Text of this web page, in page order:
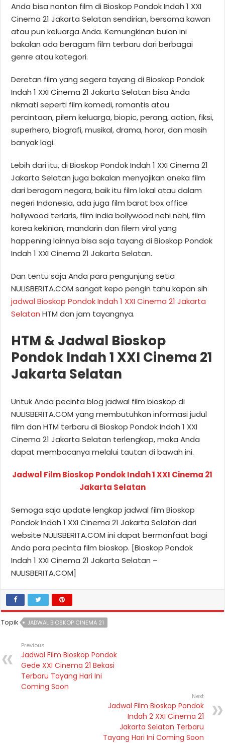
Anda bisa nonton film di Bioskop Pondok Indah 1 XXI
Cinema 21 Jakarta Selatan sendirian, bersama kawan
atau pun keluarga Anda. Kemungkinan bulan ini
bakalan ada beragam film terbaru dari berbagai
genre atau kategori.
Deretan film yang segera tayang di Bioskop Pondok
Indah 1 XXI Cinema 21 Jakarta Selatan bisa Anda
nikmati seperti film komedi, romantis atau
percintaan, pilem keluarga, biopic, perang, action, fiksi,
superhero, biografi, musikal, drama, horor, dan masih
banyak lagi.
Lebih dari itu, di Bioskop Pondok Indah 1 XXI Cinema 21
Jakarta Selatan juga bakalan menyajikan aneka film
dari beragam negara, baik itu film lokal atau dalam
negeri Indonesia, ada juga film barat box office
hollywood terlaris, film india bollywood nehi nehi, film
korea kekinian, mandarin dan filem viral yang
happening lainnya bisa saja tayang di Bioskop Pondok
Indah 1 XXI Cinema 21 Jakarta Selatan.
Dan tentu saja Anda para pengunjung setia
NULISBERITA.COM sangat kepo pengin tahu kapan sih
jadwal Bioskop Pondok Indah 1 XXI Cinema 21 Jakarta
Selatan HTM dan jam tayangnya.
HTM & Jadwal Bioskop
Pondok Indah 1 XXI Cinema 21
Jakarta Selatan
Untuk Anda pecinta blog jadwal film bioskop di
NULISBERITA.COM yang membutuhkan informasi judul
film dan HTM terbaru di Bioskop Pondok Indah 1 XXI
Cinema 21 Jakarta Selatan terlengkap, maka Anda
dapat membacanya melalui tautan di bawah ini.
Jadwal Film Bioskop Pondok Indah 1 XXI Cinema 21
Jakarta Selatan
Semoga saja update lengkap jadwal film Bioskop
Pondok Indah 1 XXI Cinema 21 Jakarta Selatan dari
website NULISBERITA.COM ini dapat bermanfaat bagi
Anda para pecinta film bioskop. [Bioskop Pondok
Indah 1 XXI Cinema 21 Jakarta Selatan –
NULISBERITA.COM]
Topik JADWAL BIOSKOP CINEMA 21
Previous
Jadwal Film Bioskop Pondok
Gede XXI Cinema 21 Bekasi
Terbaru Tayang Hari Ini
Coming Soon
Next
Jadwal Film Bioskop Pondok
Indah 2 XXI Cinema 21
Jakarta Selatan Terbaru
Tayang Hari Ini Coming Soon